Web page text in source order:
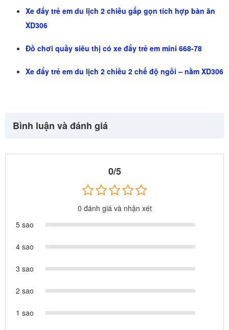
Xe đẩy trẻ em du lịch 2 chiều gấp gọn tích hợp bàn ăn
XD306
Đồ chơi quầy siêu thị có xe đẩy trẻ em mini 668-78
Xe đẩy trẻ em du lịch 2 chiều 2 chế độ ngồi – nằm XD306
Bình luận và đánh giá
0/5
0 đánh giá và nhận xét
5 sao
4 sao
3 sao
2 sao
1 sao